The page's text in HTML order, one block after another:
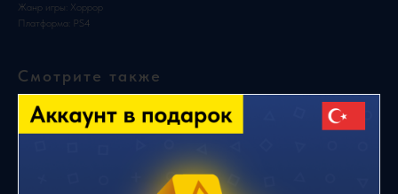
Жанр игры: Хоррор
Платформа: PS4
Смотрите также